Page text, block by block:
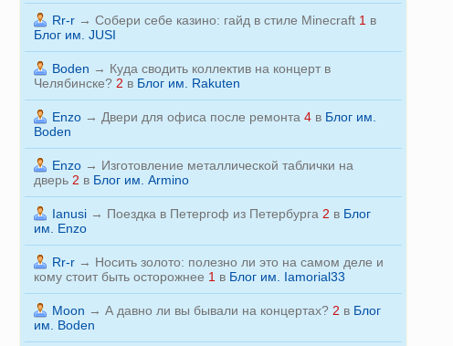
Rr-r→ Собери себе казино: гайд в стиле Minecraft 1 в
Блог им. JUSI
Boden → Куда сводить коллектив на концерт в
Челябинске? 2 в Блог им. Rakuten
Enzo→ Двери для офиса после ремонта 4в Блог им.
Boden
Enzo→ Изготовление металлической таблички на
дверь 2 в Блог им. Armino
Ianusi→ Поездка в Петергоф из Петербурга 2 в Блог
им. Enzo
Rr-r→ Носить золото: полезно ли это на самом деле и
кому стоит быть осторожнее 1 в Блог им. Iamorial33
Moon → А давно ли вы бывали на концертах? 2 в Блог
им. Boden